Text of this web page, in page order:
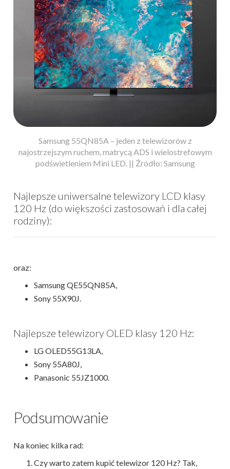
Samsung 55QN85A – jeden z telewizorów z
najostrzejszym ruchem, matrycą ADS i wielostrefowym
podświetleniem Mini LED. || Źródło: Samsung
Najlepsze uniwersalne telewizory LCD klasy
120 Hz (do większości zastosowań i dla całej
rodziny):
oraz:
Samsung QE55QN85A,
Sony 55X90J.
Najlepsze telewizory OLED klasy 120 Hz:
LG OLED55G13LA,
Sony 55A80J,
Panasonic 55JZ1000.
Podsumowanie
Na koniec kilka rad:
Czy warto zatem kupić telewizor 120 Hz? Tak,